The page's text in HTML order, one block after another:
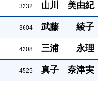
3232 山川 美由紀
3604 武藤 綾子
4208 三浦 永理
4525 真子 奈津実